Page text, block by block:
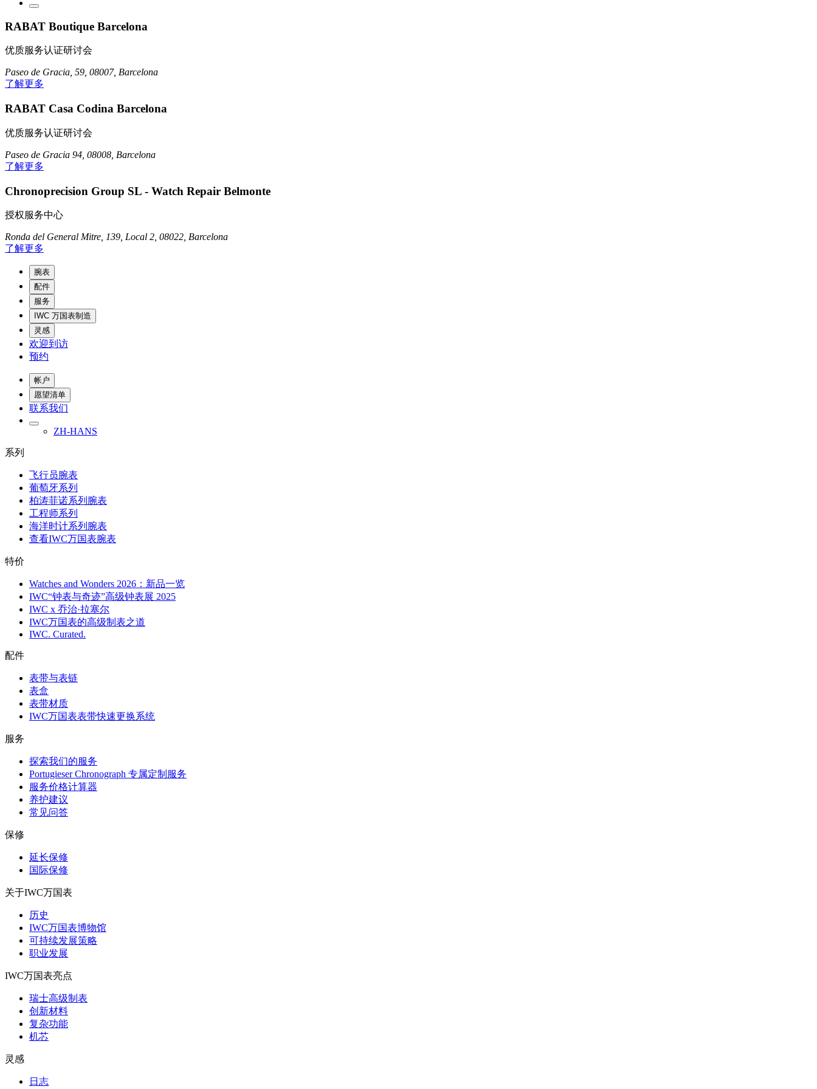
RABAT Boutique Barcelona
优质服务认证研讨会
Paseo de Gracia, 59, 08007, Barcelona
了解更多
RABAT Casa Codina Barcelona
优质服务认证研讨会
Paseo de Gracia 94, 08008, Barcelona
了解更多
Chronoprecision Group SL - Watch Repair Belmonte
授权服务中心
Ronda del General Mitre, 139, Local 2, 08022, Barcelona
了解更多
腕表
配件
服务
IWC 万国表制造
灵感
欢迎到访
预约
帐户
愿望清单
联系我们
ZH-HANS
系列
飞行员腕表
葡萄牙系列
柏涛菲诺系列腕表
工程师系列
海洋时计系列腕表
查看IWC万国表腕表
特价
Watches and Wonders 2026：新品一览
IWC“钟表与奇迹”高级钟表展 2025
IWC x 乔治·拉塞尔
IWC万国表的高级制表之道
IWC. Curated.
配件
表带与表链
表盒
表带材质
IWC万国表表带快速更换系统
服务
探索我们的服务
Portugieser Chronograph 专属定制服务
服务价格计算器
养护建议
常见问答
保修
延长保修
国际保修
关于IWC万国表
历史
IWC万国表博物馆
可持续发展策略
职业发展
IWC万国表亮点
瑞士高级制表
创新材料
复杂功能
机芯
灵感
日志